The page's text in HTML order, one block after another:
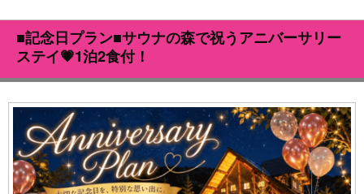
■記念日プラン■サウナの森で祝うアニバーサリー
ステイ💗1泊2食付！